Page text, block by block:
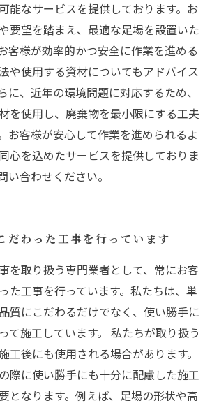
能なサービスを提供しております。お
要望を踏まえ、最適な足場を設置いた
客様が効率的かつ安全に作業を進める
や使用する資材についてもアドバイス
に、近年の環境問題に対応するため、
を使用し、廃棄物を最小限にする工夫
お客様が安心して作業を進められるよ
心を込めたサービスを提供しておりま
い合わせください。
だわった工事を行っています
を取り扱う専門業者として、常にお客
た工事を行っています。私たちは、単
質にこだわるだけでなく、使い勝手に
て施工しています。 私たちが取り扱う
工後にも使用される場合があります。
際に使い勝手にも十分に配慮した施工
となります。例えば、足場の形状や高